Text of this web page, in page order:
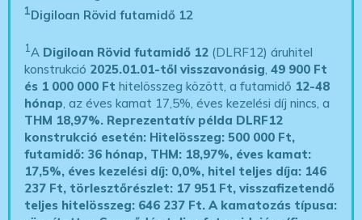
1Digiloan Rövid futamidő 12
1A Digiloan Rövid futamidő 12 (DLRF12) áruhitel
konstrukció 2025.01.01-től visszavonásig,49 900 Ft
és 1 000 000 Ft hitelösszeg között, a futamidő 12-48
hónap, az éves kamat 17,5%, éves kezelési díj nincs, a
THM 18,97%. Reprezentatív példa DLRF12
konstrukció esetén: Hitelösszeg: 500 000 Ft,
futamidő: 36 hónap, THM: 18,97%, éves kamat:
17,5%, éves kezelési díj: 0,0%, hitel teljes díja: 146
237 Ft, törlesztőrészlet: 17 951 Ft, visszafizetendő
teljes hitelösszeg: 646 237 Ft.A kamatozás típusa: